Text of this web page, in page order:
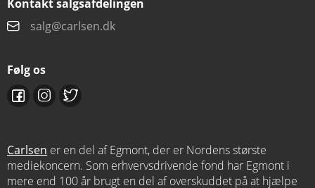
Kontakt salgsafdelingen
salg@carlsen.dk
Følg os
Carlsen er en del af Egmont, der er Nordens største
mediekoncern. Som erhvervsdrivende fond har Egmont i
mere end 100 år brugt en del af overskuddet på at hjælpe